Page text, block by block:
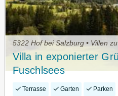
5322 Hof bei Salzburg • Villen
Villa in exponierter
Fuschlsees
Terrasse Garten Parken